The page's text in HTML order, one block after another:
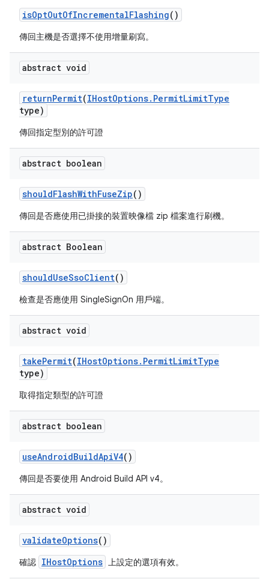
isOptOutOfIncrementalFlashing()
傳回主機是否選擇不使用增量刷寫。
abstract void
returnPermit(IHostOptions. PermitLimitType
type)
傳回指定型別的許可證
abstract boolean
shouldFlashWithFuseZip()
傳回是否應使用已掛接的裝置映像檔 zip 檔案進行刷機。
abstract Boolean
shouldUseSsoClient()
檢查是否應使用 SingleSignOn 用戶端。
abstract void
takePermit(IHostOptions. PermitLimitType
type)
取得指定類型的許可證
abstract boolean
useAndroidBuildApiV4()
傳回是否要使用 Android Build API v4。
abstract void
validateOptions()
確認 IHostOptions 上設定的選項有效。